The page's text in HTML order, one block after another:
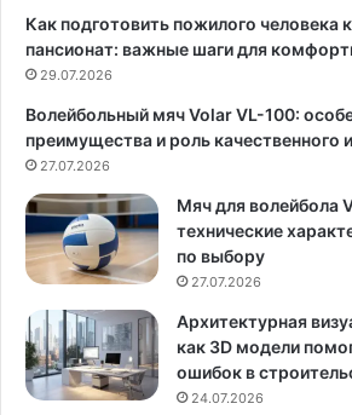
е
л
ь
Д
у
а
п
а
в
Как подготовить пожилого человека
пансионат: важные шаги для
29.07.2026
Волейбольный мяч Volar VL-100:
преимущества и роль качественного
27.07.2026
Мяч для волейбола
технические
по выбору
27.07.2026
Архитектурная
как 3D модели
ошибок в
24.07.2026